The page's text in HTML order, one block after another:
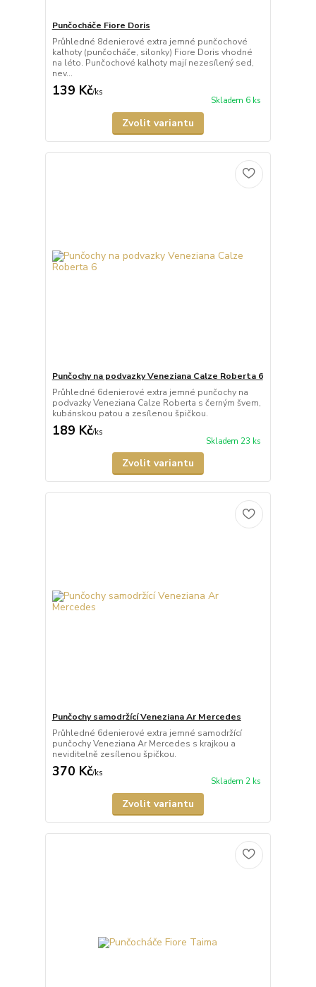
Punčocháče Fiore Doris
Průhledné 8denierové extra jemné punčochové
kalhoty (punčocháče, silonky) Fiore Doris vhodné
na léto. Punčochové kalhoty mají nezesílený sed,
nev...
139 Kč/ks
Skladem 6 ks
Zvolit variantu
Punčochy na podvazky Veneziana Calze Roberta 6
Průhledné 6denierové extra jemné punčochy na
podvazky Veneziana Calze Roberta s černým švem,
kubánskou patou a zesílenou špičkou.
189 Kč/ks
Skladem 23 ks
Zvolit variantu
Punčochy samodržící Veneziana Ar Mercedes
Průhledné 6denierové extra jemné samodržící
punčochy Veneziana Ar Mercedes s krajkou a
neviditelně zesílenou špičkou.
370 Kč/ks
Skladem 2 ks
Zvolit variantu